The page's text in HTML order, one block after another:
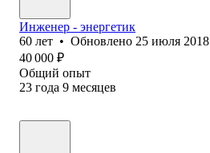
Инженер - энергетик
60 лет • Обновлено 25 июля 2018
40 000 ₽
Общий опыт
23 года 9 месяцев